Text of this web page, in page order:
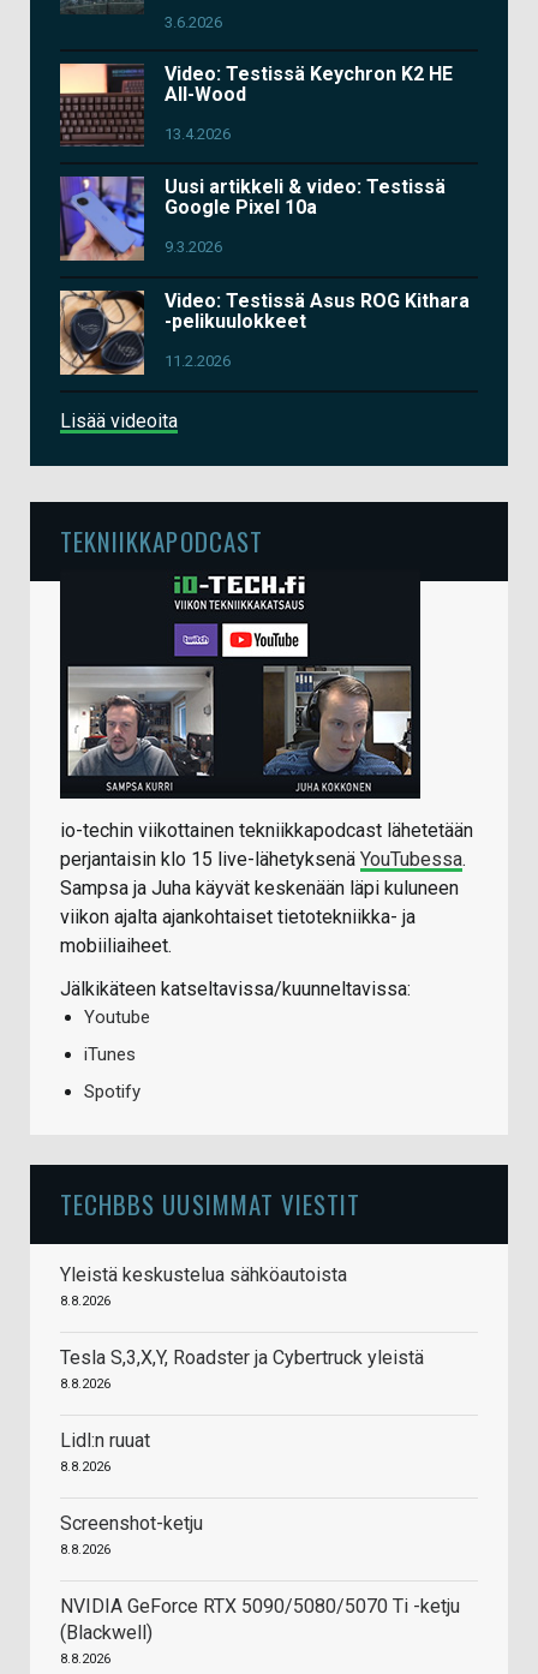
3.6.2026
Video: Testissä Keychron K2 HE
All-Wood
13.4.2026
Uusi artikkeli & video: Testissä
Google Pixel 10a
9.3.2026
Video: Testissä Asus ROG Kithara
-pelikuulokkeet
11.2.2026
Lisää videoita
TEKNIIKKAPODCAST
io-techin viikottainen tekniikkapodcast lähetetään
perjantaisin klo 15 live-lähetyksenä YouTubessa.
Sampsa ja Juha käyvät keskenään läpi kuluneen
viikon ajalta ajankohtaiset tietotekniikka- ja
mobiiliaiheet.
Jälkikäteen katseltavissa/kuunneltavissa:
Youtube
iTunes
Spotify
TECHBBS UUSIMMAT VIESTIT
Yleistä keskustelua sähköautoista
8.8.2026
Tesla S,3,X,Y, Roadster ja Cybertruck yleistä
8.8.2026
Lidl:n ruuat
8.8.2026
Screenshot-ketju
8.8.2026
NVIDIA GeForce RTX 5090/5080/5070 Ti -ketju
(Blackwell)
8.8.2026